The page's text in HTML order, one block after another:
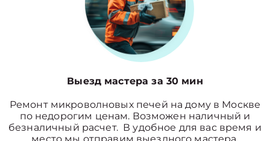
Выезд мастера за 30 мин
Ремонт микроволновых печей на дому в Москве
по недорогим ценам. Возможен наличный и
безналичный расчет. В удобное для вас время и